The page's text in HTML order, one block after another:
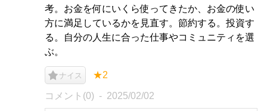
考。お金を何にいくら使ってきたか、お金の使い
方に満足しているかを見直す。節約する。投資す
る。自分の人生に合った仕事やコミュニティを選
ぶ。
ナイス ★2
コメント(0) 2025/02/02